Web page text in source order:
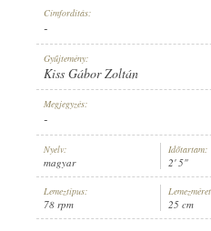
LEMEZSZÁM:
Címfordítás:
-
Gyűjtemény:
Kiss Gábor Zoltán
Megjegyzés:
-
Nyelv:
magyar
Időtartam:
2' 5"
Lemeztípus:
78 rpm 25 cm